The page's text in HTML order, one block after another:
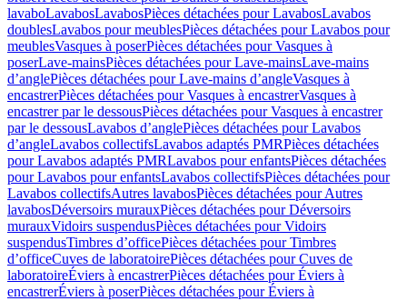
lavaboLavabosLavabosPièces détachées pour LavabosLavabos
doublesLavabos pour meublesPièces détachées pour Lavabos pour
meublesVasques à poserPièces détachées pour Vasques à
poserLave-mainsPièces détachées pour Lave-mainsLave-mains
d’anglePièces détachées pour Lave-mains d’angleVasques à
encastrerPièces détachées pour Vasques à encastrerVasques à
encastrer par le dessousPièces détachées pour Vasques à encastrer
par le dessousLavabos d’anglePièces détachées pour Lavabos
d’angleLavabos collectifsLavabos adaptés PMRPièces détachées
pour Lavabos adaptés PMRLavabos pour enfantsPièces détachées
pour Lavabos pour enfantsLavabos collectifsPièces détachées pour
Lavabos collectifsAutres lavabosPièces détachées pour Autres
lavabosDéversoirs murauxPièces détachées pour Déversoirs
murauxVidoirs suspendusPièces détachées pour Vidoirs
suspendusTimbres dʼofficePièces détachées pour Timbres
dʼofficeCuves de laboratoirePièces détachées pour Cuves de
laboratoireÉviers à encastrerPièces détachées pour Éviers à
encastrerÉviers à poserPièces détachées pour Éviers à